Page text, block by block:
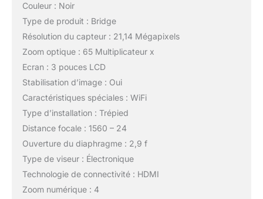
Couleur : Noir
Type de produit : Bridge
Résolution du capteur : 21,14 Mégapixels
Zoom optique : 65 Multiplicateur x
Ecran : 3 pouces LCD
Stabilisation d’image : Oui
Caractéristiques spéciales : WiFi
Type d’installation : Trépied
Distance focale : 1560 – 24
Ouverture du diaphragme : 2,9 f
Type de viseur : Électronique
Technologie de connectivité : HDMI
Zoom numérique : 4